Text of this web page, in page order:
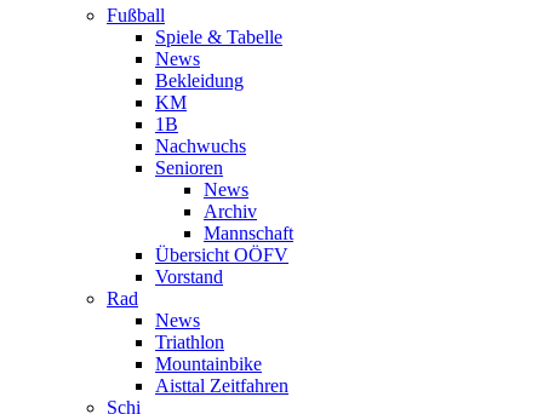
Fußball
Spiele & Tabelle
News
Bekleidung
KM
1B
Nachwuchs
Senioren
News
Archiv
Mannschaft
Übersicht OÖFV
Vorstand
Rad
News
Triathlon
Mountainbike
Aisttal Zeitfahren
Schi